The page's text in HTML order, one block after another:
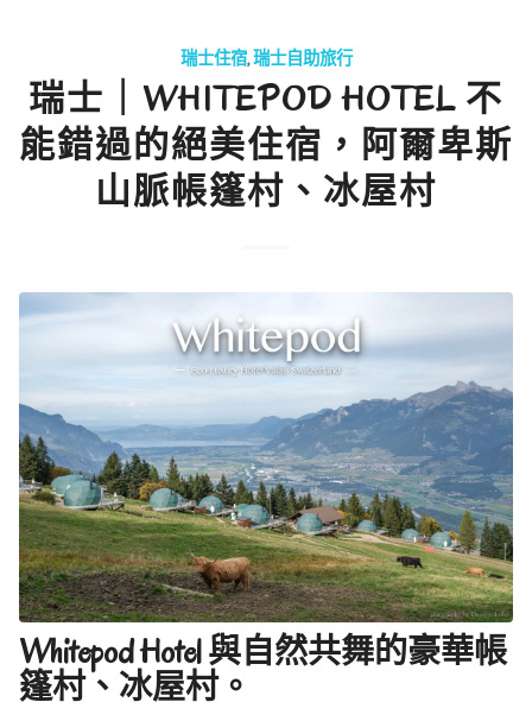
瑞士住宿,瑞士自助旅行
瑞士｜WHITEPOD HOTEL 不
能錯過的絕美住宿，阿爾卑斯
山脈帳篷村、冰屋村
Whitepod Hotel 與自然共舞的豪華帳
篷村、冰屋村。